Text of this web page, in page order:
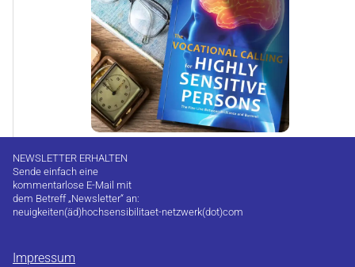
NEWSLETTER ERHALTEN
Sende einfach eine
kommentarlose E-Mail mit
dem Betreff „Newsletter“ an:
neuigkeiten(äd)hochsensibilitaet-netzwerk(dot)com
Impressum